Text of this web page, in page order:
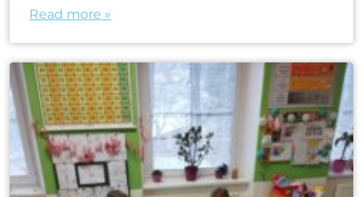
Read more »